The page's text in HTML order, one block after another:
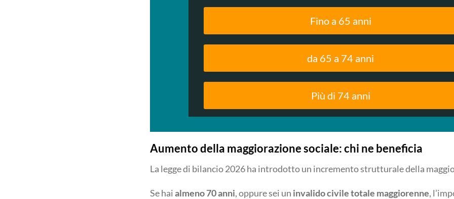
Fino a 65 anni
da 65 a 74 anni
Più di 74 anni
Aumento della maggiorazione sociale: chi ne beneficia
La legge di bilancio 2026 ha introdotto un incremento strutturale della
Se haialmeno 70 anni, oppure sei un invalido civile totale maggiorenne,